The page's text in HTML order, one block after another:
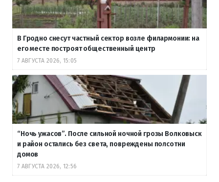
В Гродно снесут частный сектор возле филармонии: на
его месте построят общественный центр
7 АВГУСТА 2026, 15:05
“Ночь ужасов”. После сильной ночной грозы Волковыск
и район остались без света, повреждены полсотни
домов
7 АВГУСТА 2026, 12:56